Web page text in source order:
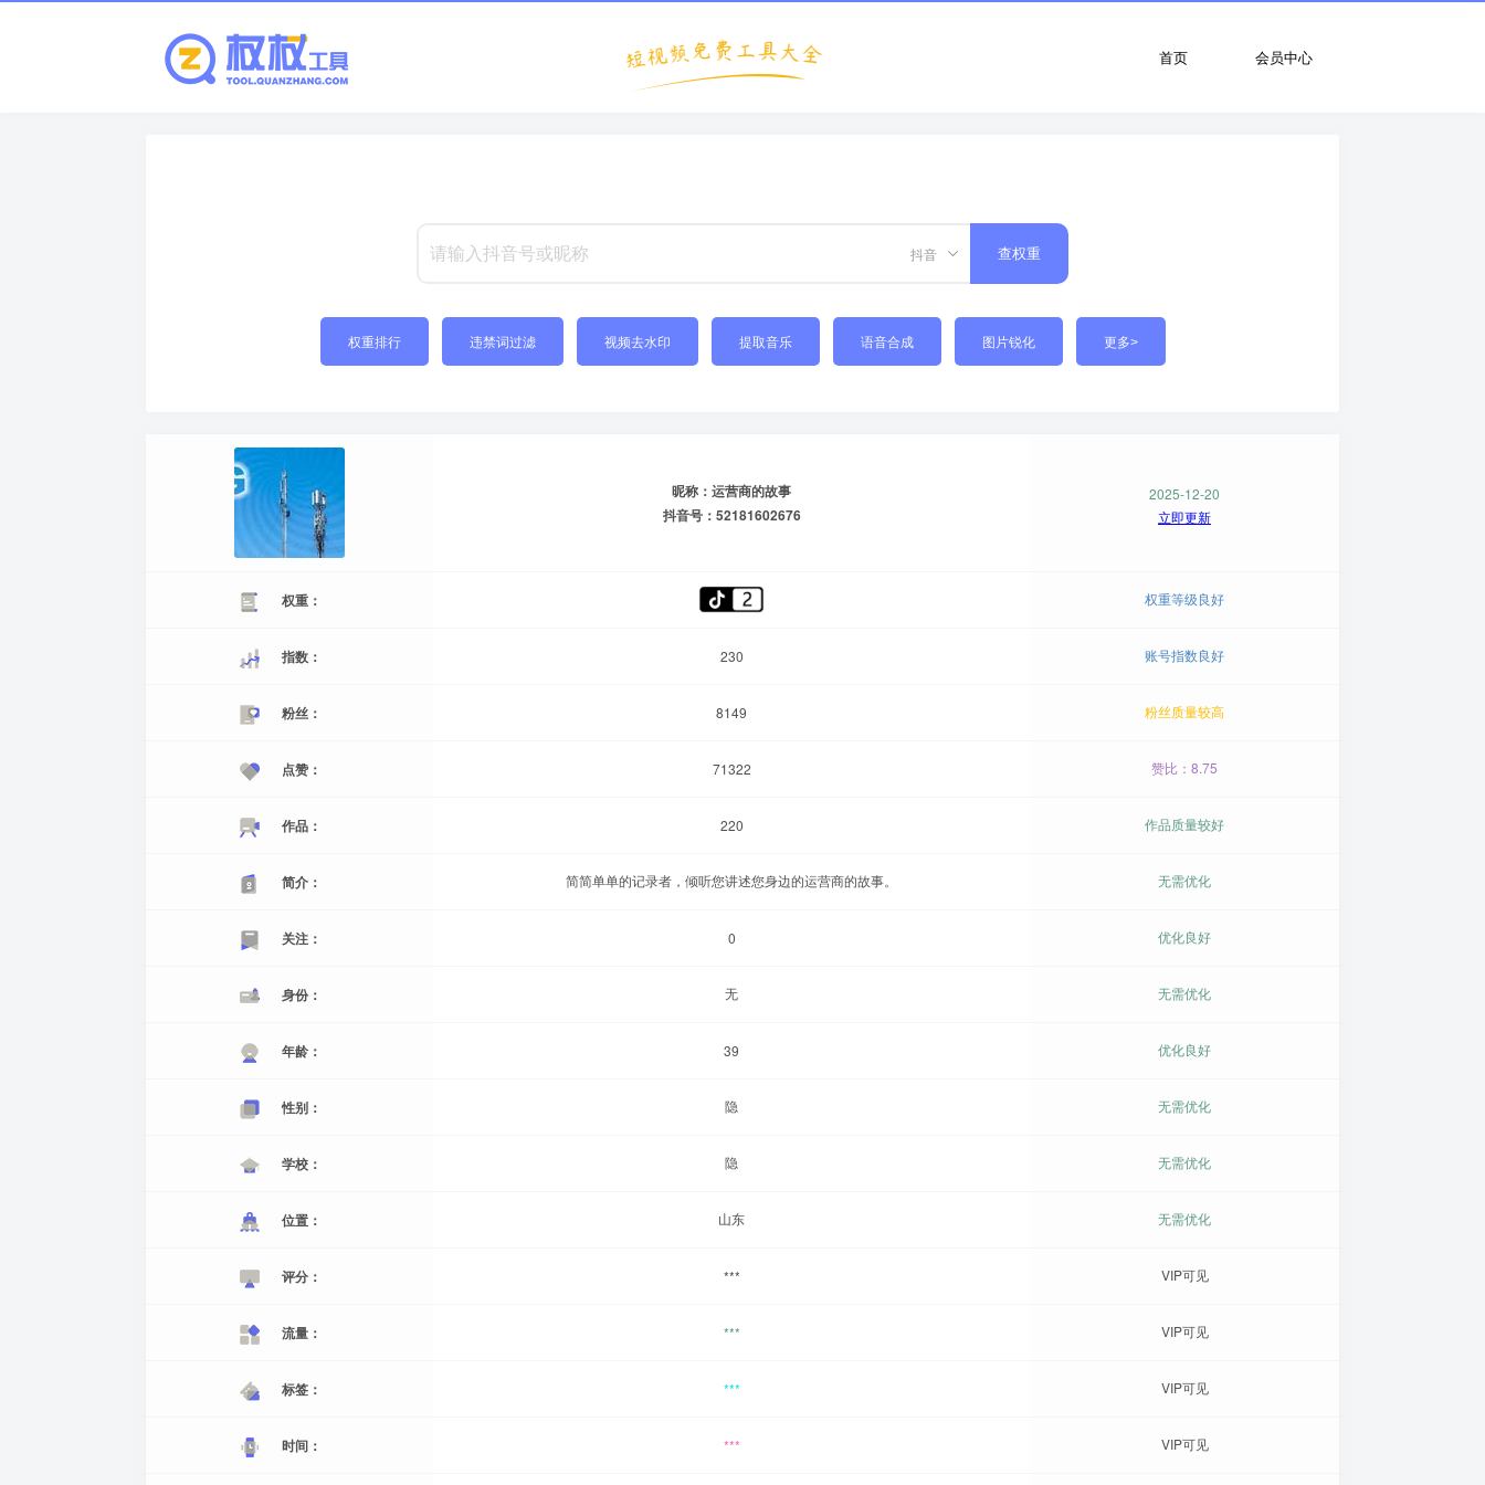
会员中心
首页
抖音 查权重
权重排行 违禁词过滤 视频去水印 提取音乐 语音合成 图片锐化 更多>
昵称：运营商的故事
抖音号：52181602676
2025-12-20
立即更新
权重： 权重等级良好
指数： 230 账号指数良好
粉丝： 8149 粉丝质量较高
点赞： 71322 赞比：8.75
作品： 220 作品质量较好
简介： 简简单单的记录者，倾听您讲述您身边的运营商的故事。 无需优化
关注： 0 优化良好
身份： 无 无需优化
年龄： 39 优化良好
性别： 隐 无需优化
学校： 隐 无需优化
位置： 山东 无需优化
评分： *** VIP可见
流量： *** VIP可见
标签： *** VIP可见
时间： *** VIP可见